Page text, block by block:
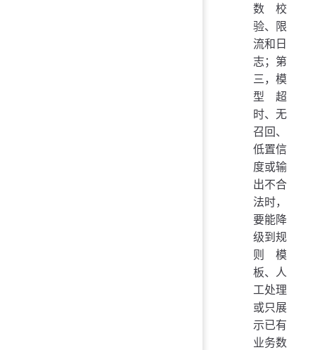
数校
验、限
流和日
志；第
三，模
型超
时、无
召回、
低置信
度或输
出不合
法时，
要能降
级到规
则模
板、人
工处理
或只展
示已有
业务数